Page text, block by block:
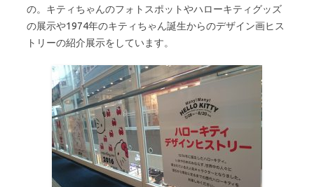
の。キティちゃんのフォトスポットやハローキティグッズ
の展示や1974年のキティちゃん誕生からのデザイン画ヒス
トリーの紹介展示をしています。